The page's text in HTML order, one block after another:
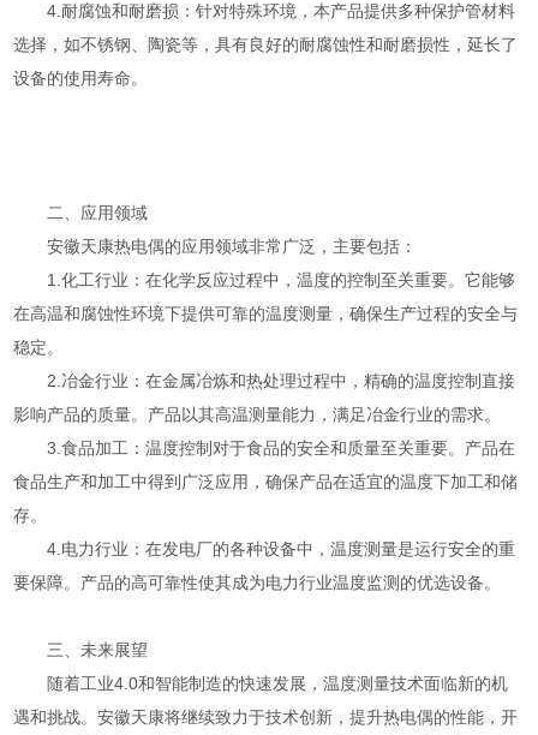
4.耐腐蚀和耐磨损：针对特殊环境，本产品提供多种保护管材料
选择，如不锈钢、陶瓷等，具有良好的耐腐蚀性和耐磨损性，延长了
设备的使用寿命。
二、应用领域
安徽天康热电偶的应用领域非常广泛，主要包括：
1.化工行业：在化学反应过程中，温度的控制至关重要。它能够
在高温和腐蚀性环境下提供可靠的温度测量，确保生产过程的安全与
稳定。
2.冶金行业：在金属冶炼和热处理过程中，精确的温度控制直接
影响产品的质量。产品以其高温测量能力，满足冶金行业的需求。
3.食品加工：温度控制对于食品的安全和质量至关重要。产品在
食品生产和加工中得到广泛应用，确保产品在适宜的温度下加工和储
存。
4.电力行业：在发电厂的各种设备中，温度测量是运行安全的重
要保障。产品的高可靠性使其成为电力行业温度监测的优选设备。
三、未来展望
随着工业4.0和智能制造的快速发展，温度测量技术面临新的机
遇和挑战。安徽天康将继续致力于技术创新，提升热电偶的性能，开